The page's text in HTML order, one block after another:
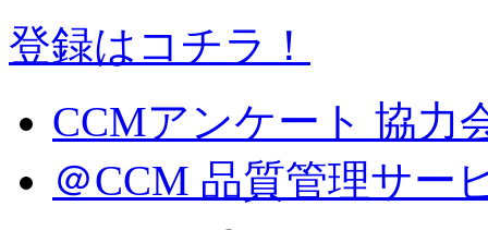
登録はコチラ！
CCMアンケート 協力
＠CCM 品質管理サー